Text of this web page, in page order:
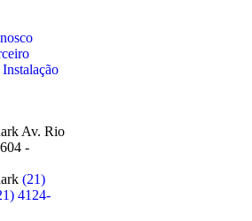
Av. Rio
-
(21)
4124-